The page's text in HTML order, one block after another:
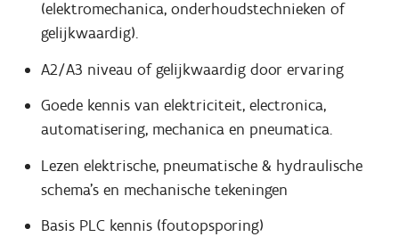
(elektromechanica, onderhoudstechnieken of
gelijkwaardig).
A2/A3 niveau of gelijkwaardig door ervaring
Goede kennis van elektriciteit, electronica,
automatisering, mechanica en pneumatica.
Lezen elektrische, pneumatische & hydraulische
schema's en mechanische tekeningen
Basis PLC kennis (foutopsporing)